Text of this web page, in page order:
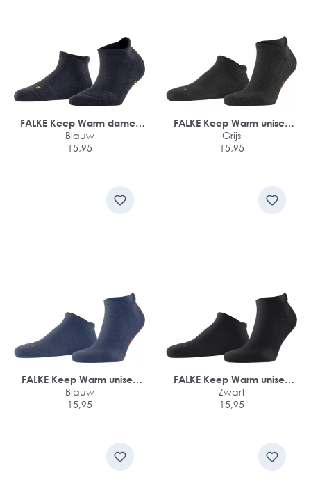
FALKE Keep Warm dames
sneakersokken
Blauw
15,95
FALKE Keep Warm unisex
sneakersokken
Grijs
15,95
FALKE Keep Warm unisex
sneakersokken
Blauw
15,95
FALKE Keep Warm unisex
sneakersokken
Zwart
15,95